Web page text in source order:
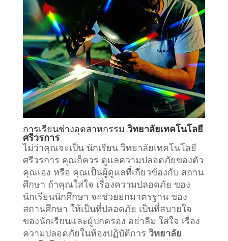
การเรียนช่างอุตสาหกรรม วิทยาลัยเทคโนโลยี
ศรีวรการ
ไม่ว่าคุณจะเป็น นักเรียน วิทยาลัยเทคโนโลยี
ศรีวรการ คุณก็ควร ดูแลความปลอดภัยของตัว
คุณเอง หรือ คุณเป็นผู้ดูแลที่เกี่ยวข้องกับ สถาน
ศึกษา ถ้าคุณใส่ใจ เรื่องความปลอดภัย ของ
นักเรียนนักศึกษา จะช่วยยกมาตรฐาน ของ
สถานศึกษา ให้เป็นที่ปลอดภัย เป็นที่สบายใจ
ของนักเรียนและผู้ปกครอง อย่าลืม ใส่ใจ เรื่อง
ความปลอดภัยในห้องปฏิบัติการ วิทยาลัย